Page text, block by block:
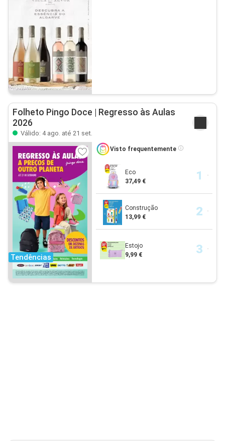
Folheto Pingo Doce | Regresso às Aulas
2026
Válido: 4 ago. até 21 set.
Tendências
Visto frequentemente
Eco
37,49 €
Construção
13,99 €
Estojo
9,99 €